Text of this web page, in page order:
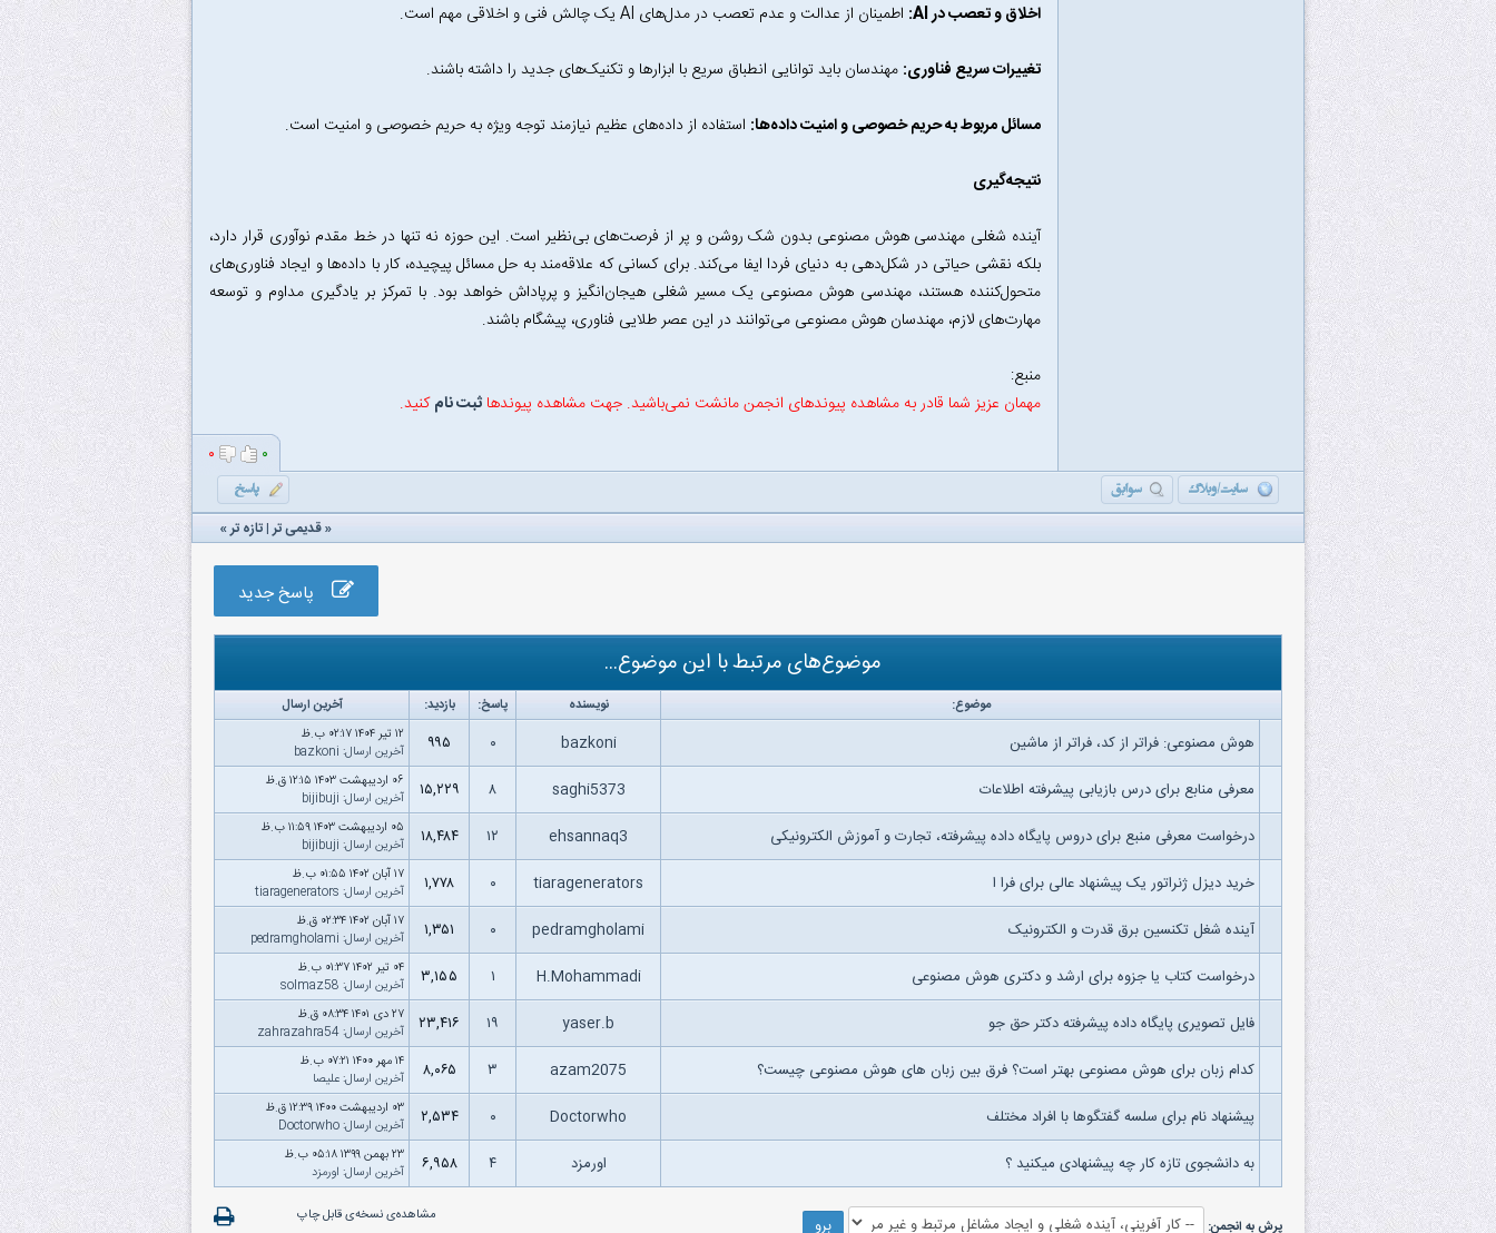
اخلاق و تعصب در AI: اطمینان از عدالت و عدم تعصب در مدل‌های AI یک چالش فنی و اخلاقی مهم است.
تغییرات سریع فناوری: مهندسان باید توانایی انطباق سریع با ابزارها و تکنیک‌های جدید را داشته باشند.
مسائل مربوط به حریم خصوصی و امنیت داده‌ها: استفاده از داده‌های عظیم نیازمند توجه ویژه به حریم خصوصی و امنیت است.
نتیجه‌گیری
آینده شغلی مهندسی هوش مصنوعی بدون شک روشن و پر از فرصت‌های بی‌نظیر است. این حوزه نه تنها در خط مقدم نوآوری قرار دارد،
بلکه نقشی حیاتی در شکل‌دهی به دنیای فردا ایفا می‌کند. برای کسانی که علاقه‌مند به حل مسائل پیچیده، کار با داده‌ها و ایجاد فناوری‌های
متحول‌کننده هستند، مهندسی هوش مصنوعی یک مسیر شغلی هیجان‌انگیز و پرپاداش خواهد بود. با تمرکز بر یادگیری مداوم و توسعه
مهارت‌های لازم، مهندسان هوش مصنوعی می‌توانند در این عصر طلایی فناوری، پیشگام باشند.
منبع:
مهمان عزیز شما قادر به مشاهده پیوندهای انجمن مانشت نمی‌باشید. جهت مشاهده پیوندها ثبت نامکنید.
۰ ۰
«قدیمی تر|تازه‌ تر»
پاسخ جدید
موضوع‌های مرتبط با این موضوع...
موضوع: نویسنده پاسخ: بازدید: آخرین ارسال
هوش مصنوعی: فراتر از کد، فراتر از ماشین bazkoni ۰ ۹۹۵
۱۲ تیر ۱۴۰۴ ۰۲:۱۷ ب.ظ
آخرین ارسال:
bazkoni
معرفی منابع برای درس بازیابی پیشرفته اطلاعات saghi5373 ۸ ۱۵,۲۲۹
۰۶ اردیبهشت ۱۴۰۳ ۱۲:۱۵ ق.ظ
آخرین ارسال:
bijibuji
درخواست معرفی منبع برای دروس پایگاه داده پیشرفته، تجارت و آموزش الکترونیکی ehsannaq3 ۱۲ ۱۸,۴۸۴
۰۵ اردیبهشت ۱۴۰۳ ۱۱:۵۹ ب.ظ
آخرین ارسال:
bijibuji
خرید دیزل ژنراتور یک پیشنهاد عالی برای فرا ا tiaragenerators ۰ ۱,۷۷۸
۱۷ آبان ۱۴۰۲ ۰۱:۵۵ ب.ظ
آخرین ارسال:
tiaragenerators
آینده شغل تکنسین برق قدرت و الکترونیک pedramgholami ۰ ۱,۳۵۱
۱۷ آبان ۱۴۰۲ ۰۲:۳۴ ق.ظ
آخرین ارسال:
pedramgholami
درخواست کتاب یا جزوه برای ارشد و دکتری هوش مصنوعی H.Mohammadi ۱ ۳,۱۵۵
۰۴ تیر ۱۴۰۲ ۰۱:۳۷ ب.ظ
آخرین ارسال:
solmaz58
فایل تصویری پایگاه داده پیشرفته دکتر حق جو yaser.b ۱۹ ۲۳,۴۱۶
۲۷ دى ۱۴۰۱ ۰۸:۳۴ ق.ظ
آخرین ارسال:
zahrazahra54
کدام زبان برای هوش مصنوعی بهتر است؟ فرق بین زبان های هوش مصنوعی چیست؟ azam2075 ۳ ۸,۰۶۵
۱۴ مهر ۱۴۰۰ ۰۷:۲۱ ب.ظ
آخرین ارسال:علیصا
پیشنهاد نام برای سلسه گفتگوها با افراد مختلف Doctorwho ۰ ۲,۵۳۴
۰۳ اردیبهشت ۱۴۰۰ ۱۲:۳۹ ق.ظ
آخرین ارسال:
Doctorwho
به دانشجوی تازه کار چه پیشنهادی میکنید ؟ اورمزد ۴ ۶,۹۵۸
۲۳ بهمن ۱۳۹۹ ۰۵:۱۸ ب.ظ
آخرین ارسال: اورمزد
مشاهده‌ی نسخه‌ی قابل چاپ
پرش به انجمن: